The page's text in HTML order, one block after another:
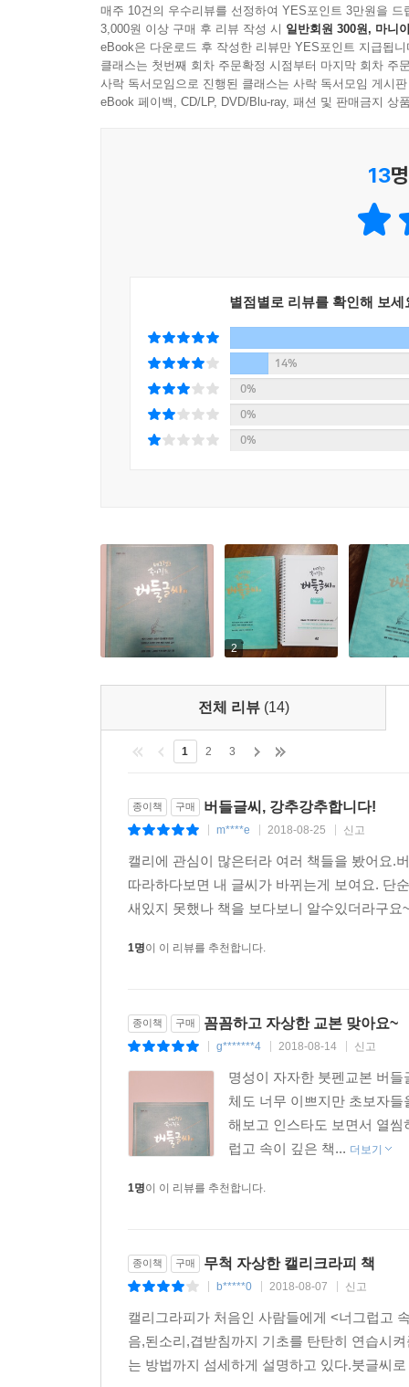
매주 10건의 우수리뷰를 선정하여 YES포인트 3만원을 드
3,000원 이상 구매 후 리뷰 작성 시 일반회원 300원, 마니
eBook은 다운로드 후 작성한 리뷰만 YES포인트 지급됩니
클래스는 첫번째 회차 주문확정 시점부터 마지막 회차 주
사락 독서모임으로 진행된 클래스는 사락 독서모임 게시
eBook 페이백, CD/LP, DVD/Blu-ray, 패션 및 판매금지 상
13
별점별로 리뷰를 확인해 보세
14%
0%
0%
0%
2
전체 리뷰 (14)
1 2 3
종이책 구매 버들글씨, 강추강추합니다!
m****e 2018-08-25 신고
캘리에 관심이 많은터라 여러 책들을 봤어요.
따라하다보면 내 글씨가 바뀌는게 보여요. 단
새있지 못했나 책을 보다보니 알수있더라구
1명이 이 리뷰를 추천합니다.
종이책 구매 꼼꼼하고 자상한 교본 맞아요~
g*******4 2018-08-14 신고
명성이 자자한 붓펜교본 버
체도 너무 이쁘지만 초보자
해보고 인스타도 보면서 열
럽고 속이 깊은 책... 더보기
1명이 이 리뷰를 추천합니다.
종이책 구매 무척 자상한 캘리크라피 책
b*****0 2018-08-07 신고
캘리그라피가 처음인 사람들에게 <너그럽고
음,된소리,겹받침까지 기초를 탄탄히 연습시
는 방법까지 섬세하게 설명하고 있다.붓글씨